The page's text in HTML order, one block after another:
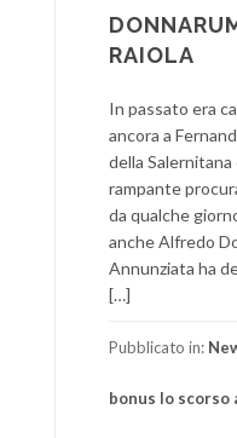
RAIOLA
In passato era
ancora a
della
rampante
da qualche
anche Alfredo
Annunziata ha
[…]
Pubblicato in:
bonus lo scorso